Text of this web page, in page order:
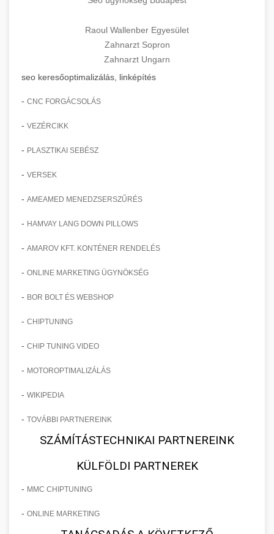
Raoul Wallenber Egyesület
Zahnarzt Sopron
Zahnarzt Ungarn
seo keresőoptimalizálás, linképítés
- CNC FORGÁCSOLÁS
- VEZÉRCIKK
- PLASZTIKAI SEBÉSZ
- VERSEK
- AMEAMED MENEDZSERSZŰRÉS
- HAMVAY LANG DOWN PILLOWS
- AMAROV KFT. KONTÉNER RENDELÉS
- ONLINE MARKETING ÜGYNÖKSÉG
- BOR BOLT ÉS WEBSHOP
- CHIPTUNING
- CHIP TUNING VIDEO
- MOTOROPTIMALIZÁLÁS
- WIKIPEDIA
- TOVÁBBI PARTNEREINK
SZÁMÍTÁSTECHNIKAI PARTNEREINK
KÜLFÖLDI PARTNEREK
- MMC CHIPTUNING
- ONLINE MARKETING